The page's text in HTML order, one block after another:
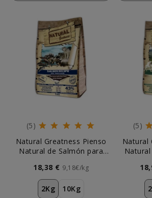
(5)
Natural Greatness Pienso
Natural de Salmón para
18,38 € 9,18€/kg
2Kg 10Kg
(5)
Natural